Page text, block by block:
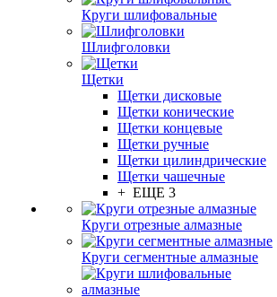
Круги шлифовальные
Шлифголовки
Щетки
Щетки дисковые
Щетки конические
Щетки концевые
Щетки ручные
Щетки цилиндрические
Щетки чашечные
+ ЕЩЕ 3
Круги отрезные алмазные
Круги сегментные алмазные